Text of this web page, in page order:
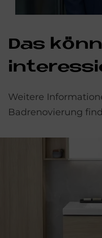
Das
Weitere
Badrenovierung